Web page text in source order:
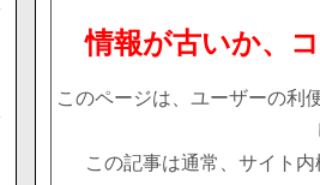
情報が古いか、
このページは、ユーザーの利
この記事は通常、サイト